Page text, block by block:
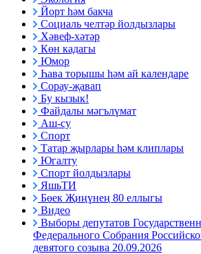
Йорт һәм бакча
Социаль челтәр йолдызлары
Хәвеф-хәтәр
Көн кадагы
Юмор
Һава торышы һәм ай календаре
Сорау-җавап
Бу кызык!
Файдалы мәгълүмат
Аш-су
Спорт
Татар җырлары һәм клиплары
Югалту
Спорт йолдызлары
ЯшьТИ
Бөек Җиңүнең 80 еллыгы
Видео
Выборы депутатов
Федерального Собрания
девятого созыва 20.09.2026